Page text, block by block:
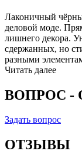
Лаконичный
деловой моде.
лишнего декора.
сдержанных, но
разными
Читать далее
ВОПРОС -
Задать вопрос
ОТЗЫВЫ